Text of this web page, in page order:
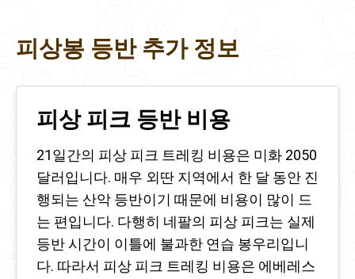
피상봉 등반 추가 정보
피상 피크 등반 비용
21일간의 피상 피크 트레킹 비용은 미화 2050
달러입니다. 매우 외딴 지역에서 한 달 동안 진
행되는 산악 등반이기 때문에 비용이 많이 드
는 편입니다. 다행히 네팔의 피상 피크는 실제
등반 시간이 이틀에 불과한 연습 봉우리입니
다. 따라서 피상 피크 트레킹 비용은 에베레스